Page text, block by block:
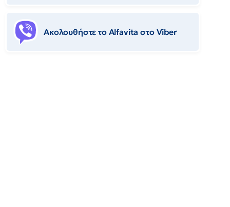
Ακολουθήστε το Αlfavita στο Viber